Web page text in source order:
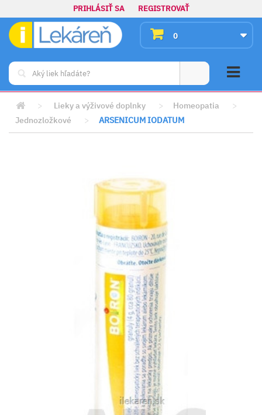
PRIHLÁSIŤ SA REGISTROVAŤ
0
> Lieky a výživové doplnky > Homeopatia
>
Jednozložkové
> ARSENICUM IODATUM